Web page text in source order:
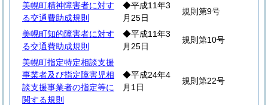
美幌町精神障害者に対す
る交通費助成規則
◆平成11年3
月25日
規則第9号
美幌町知的障害者に対す
る交通費助成規則
◆平成11年3
月25日
規則第10号
美幌町指定特定相談支援
事業者及び指定障害児相
談支援事業者の指定等に
関する規則
◆平成24年4
月1日
規則第22号